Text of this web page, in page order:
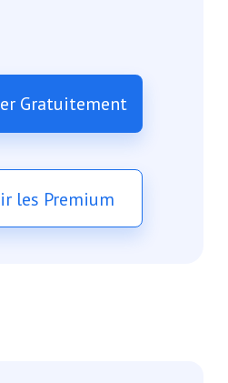
Gratuitement
les Premium